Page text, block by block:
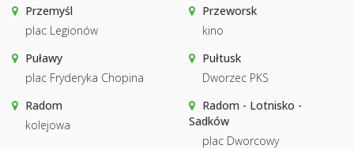
Przemyśl
plac Legionów
Przeworsk
kino
Puławy
plac Fryderyka Chopina
Pułtusk
Dworzec PKS
Radom
kolejowa
Radom - Lotnisko -
Sadków
plac Dworcowy